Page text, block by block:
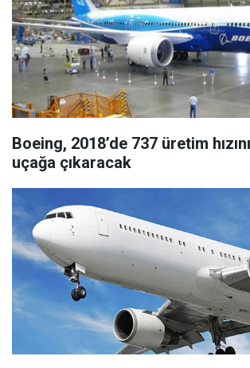
Boeing, 2018’de 737 üretim
uçağa çıkaracak